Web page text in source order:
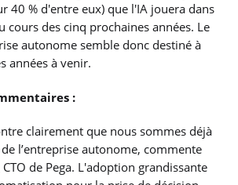
40 % d'entre eux) que l'IA jouera dans
cours des cinq prochaines années. Le
autonome semble donc destiné à
années à venir.
:
clairement que nous sommes déjà
de l’entreprise autonome, commente
de Pega. L'adoption grandissante